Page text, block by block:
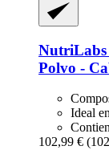
NutriLabs
Polvo -​
Ideal
102,99 €